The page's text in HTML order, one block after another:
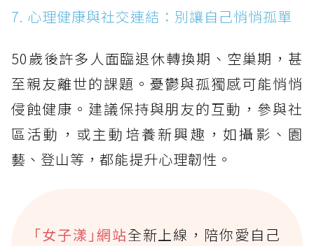
7. 心理健康與社交連結：別讓自己悄悄孤單
50歲後許多人面臨退休轉換期、空巢期，甚
至親友離世的課題。憂鬱與孤獨感可能悄悄
侵蝕健康。建議保持與朋友的互動，參與社
區活動，或主動培養新興趣，如攝影、園
藝、登山等，都能提升心理韌性。
｢女子漾｣網站全新上線，陪你愛自己